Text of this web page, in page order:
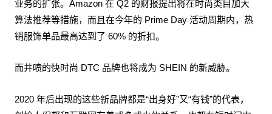
业务的扩张。Amazon 在 Q2 的财报提出将在时尚类目加大
算法推荐等措施，而且在今年的 Prime Day 活动周期内，热
销服饰单品最高达到了 60% 的折扣。
而井喷的快时尚 DTC 品牌也将成为 SHEIN 的新威胁。
2020 年后出现的这些新品牌都是“出身好”又“有钱”的代表，